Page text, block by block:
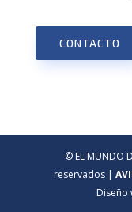
CONTACTO
© EL MUNDO
reservados |
Diseño